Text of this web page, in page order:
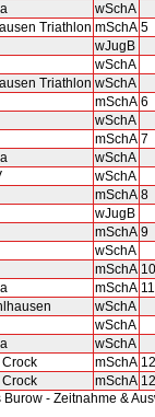
wSchA
Triathlon mSchA 5
wJugB
wSchA
Triathlon wSchA
mSchA 6
wSchA
mSchA 7
wSchA
wSchA
mSchA 8
wJugB
mSchA 9
wSchA
mSchA 10
mSchA 11
wSchA
wSchA
wSchA
mSchA 12
mSchA 12
- Zeitnahme &